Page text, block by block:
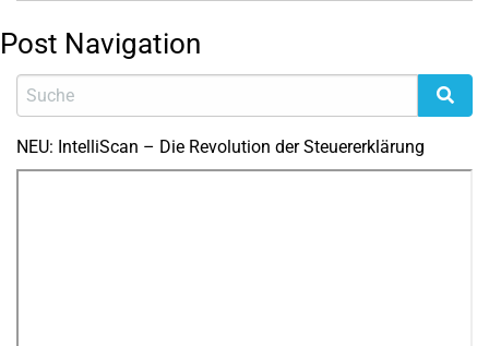
Post Navigation
NEU: IntelliScan – Die Revolution der Steuererklärung